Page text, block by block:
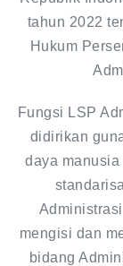
tahun 2022
Hukum
Fungsi LSP
didirikan
daya
mengisi dan
bidang